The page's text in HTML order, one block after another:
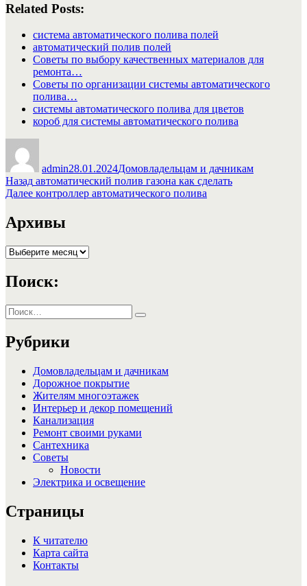
Related Posts:
система автоматического полива полей
автоматический полив полей
Советы по выбору качественных материалов для
ремонта…
Советы по организации системы автоматического
полива…
системы автоматического полива для цветов
короб для системы автоматического полива
admin28.01.2024Домовладельцам и дачникам
Навигация
по
записям
Назад Предыдущая
запись:
автоматический полив газона как сделать
Далее Следующая
контроллер автоматического полива
Архивы
Архивы
Поиск:
Искать:
Поиск
Рубрики
Домовладельцам и дачникам
Дорожное покрытие
Жителям многоэтажек
Интерьер и декор помещений
Канализация
Ремонт своими руками
Сантехника
Советы
Новости
Электрика и освещение
Страницы
К читателю
Карта сайта
Контакты